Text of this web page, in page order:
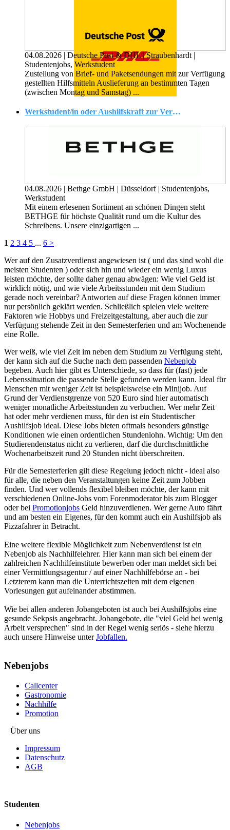
04.08.2026 | Deutsche Post & DHL| Straubenhardt |
Studentenjobs, Werkstudent
Zustellung von Brief- und Paketsendungen mit zur Verfügung
gestellten Hilfsmitteln Auslieferung an bestimmten Tagen
(zwischen Montag und Samstag) ...
Werkstudent/in oder Aushilfskraft zur Verkaufsberatung (m/w/g)
04.08.2026 | Bethge GmbH | Düsseldorf | Studentenjobs,
Werkstudent
Mit einem erlesenen Sortiment an schönen Dingen steht
BETHGE für höchste Qualität rund um die Kultur des
Schreibens. Unsere einzigartigen ...
1 2 3 4 5 ... 6 >
Wer auf den Zusatzverdienst angewiesen ist ( und das sind wohl die
meisten Studenten ) oder sich hin und wieder ein wenig Luxus
leisten möchte, der sollte daher genau abwägen: Wie viel Geld ist
wirklich nötig, und wie viele Arbeitsstunden mit dem Studium
gerade noch vereinbar? Antworten auf diese Fragen können immer
nur persönlich geklärt werden. Schließlich spielen viele weitere
Faktoren wie Hobbys und Freizeitgestaltung, aber auch die zur
Verfügung stehende Zeit in den Semesterferien und am Wochenende
eine Rolle.
Wer weiß, wie viel Zeit im neben dem Studium zu Verfügung steht,
der kann sich auf die Suche nach dem passenden Nebenjob
begeben. Auch hier gibt es Unterschiede, so dass für (fast) jede
Lebenssituation die passende Stelle gefunden werden kann. Ideal für
Menschen mit weniger Zeit ist beispielsweise ein Minijob. Auf
Grund der Verdienstgrenze von 520 Euro sind hier automatisch
weniger monatliche Arbeitsstunden zu verbuchen. Wer mehr Zeit
hat oder mehr verdienen muss, für den ist ein Studentischer
Aushilfsjob ideal. Diese Jobs bieten oftmals besonders günstige
Konditionen wie einen ordentlichen Stundenlohn. Wichtig: Um den
Studierendenstatus nicht zu verlieren, darf die durchschnittliche
Wochenarbeitszeit rund 20 Stunden nicht überschreiten.
Für die Semesterferien gilt diese Regelung jedoch nicht - ideal also
für alle, die neben den Veranstaltungen keine Zeit zum Jobben
finden. Und wer vollends flexibel bleiben möchte, der kann mit
verschiedenen Online-Jobs vom Forenmoderator bis zum Blogger
oder bei Promotionjobs Geld hinzuverdienen. Wer gerne Auto fährt
und am besten ein Eigenes, für den kommt auch ein Aushilfsjob als
Pizzafahrer in Betracht.
Eine weitere flexible Möglichkeit zum Nebenverdienst ist ein
Nebenjob als Nachhilfelehrer. Hier kann man sich bei einem der
zahlreichen Nachhilfeinstitute bewerben oder man meldet sich bei
einer Vermittlungsagentur / auf einer Nachhilfebörse an - bei
Letzterem kann man die Unterrichtszeiten mit dem eigenen
Vorlesungen gut aufeinander abstimmen.
Wie bei allen anderen Jobangeboten ist auch bei Aushilfsjobs eine
gesunde Sekpsis angebracht. Jobangebote, die "viel Geld bei wenig
Arbeit versprechen" sind in der Regel wenig seriös - siehe hierzu
auch unsere Hinweise unterJobfallen.
Nebenjobs
Callcenter
Gastronomie
Nachhilfe
Promotion
Über uns
Impressum
Datenschutz
AGB
Studenten
Nebenjobs